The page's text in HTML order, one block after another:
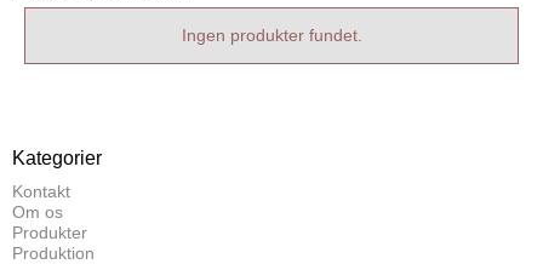
Ingen produkter fundet.
Kategorier
Kontakt
Om os
Produkter
Produktion